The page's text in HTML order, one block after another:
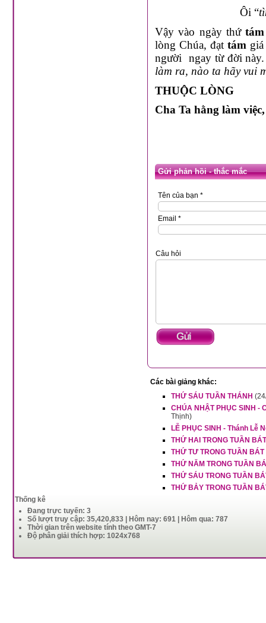
Ôi “
Vậy vào ngày thứ tám
lòng Chúa, đạt tám
người ngay từ đời
làm ra, nào ta hãy vui
THUỘC LÒNG
Cha Ta hằng làm
Gửi phản hồi - thắc mắc
Tên của bạn *
Email *
Câu hỏi
Các bài giảng khác:
THỨ SÁU TUẦN THÁNH
CHÚA NHẬT PHỤC SINH -
Thịnh)
LỄ PHỤC SINH - Thánh Lễ
THỨ HAI TRONG TUẦN
THỨ TƯ TRONG TUẦN
THỨ NĂM TRONG TUẦN
THỨ SÁU TRONG TUẦN
THỨ BẢY TRONG TUẦN
Thống kê
Đang trực tuyến: 3
Số lượt truy cập: 35,420,833 | Hôm nay: 691 | Hôm qua: 787
Thời gian trên website tính theo GMT-7
Độ phân giải thích hợp: 1024x768